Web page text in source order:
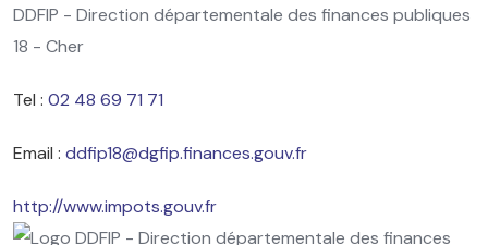
DDFIP - Direction départementale des finances publiques
18 - Cher
Tel : 02 48 69 71 71
Email : ddfip18@dgfip.finances.gouv.fr
http://www.impots.gouv.fr